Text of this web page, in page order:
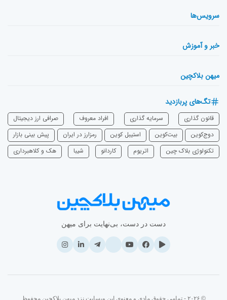
سرویس‌ها
خبر و آموزش
میهن بلاکچین
تگ‌های پربازدید
قانون گذاری سرمایه‌ گذاری افراد معروف
صرافی ارز دیجیتال
دوج‌کوین
بیت‌کوین استیبل کوین رمزارز در ایران
پیش بینی بازار
تکنولوژی بلاک چین
اتریوم ‌کاردانو شیبا هک و کلاهبرداری
دست در دست، بی‌نهایت برای میهن